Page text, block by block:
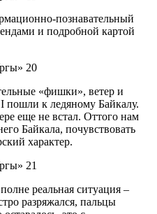
познавательный
и подробной картой
«фишки», ветер и
пошли к ледяному Байкалу.
еще не встал. Оттого нам
Байкала, почувствовать
характер.
реальная ситуация –
разряжался, пальцы